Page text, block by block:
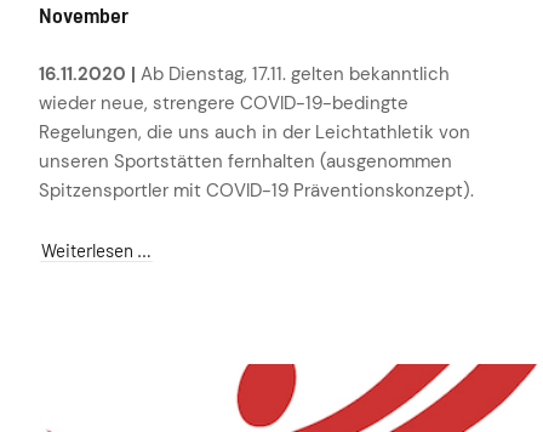
November
16.11.2020 | Ab Dienstag, 17.11. gelten bekanntlich
wieder neue, strengere COVID-19-bedingte
Regelungen, die uns auch in der Leichtathletik von
unseren Sportstätten fernhalten (ausgenommen
Spitzensportler mit COVID-19 Präventionskonzept).
Weiterlesen …